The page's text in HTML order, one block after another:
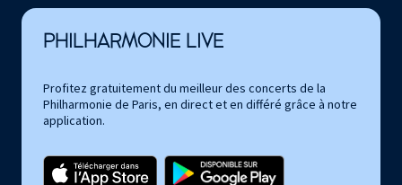
PHILHARMONIE LIVE
Profitez gratuitement du meilleur des concerts de la
Philharmonie de Paris, en direct et en différé grâce à notre
application.